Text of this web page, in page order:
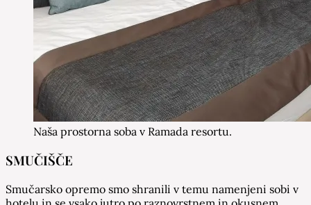
Naša prostorna soba v Ramada resortu.
SMUČIŠČE
Smučarsko opremo smo shranili v temu namenjeni sobi v